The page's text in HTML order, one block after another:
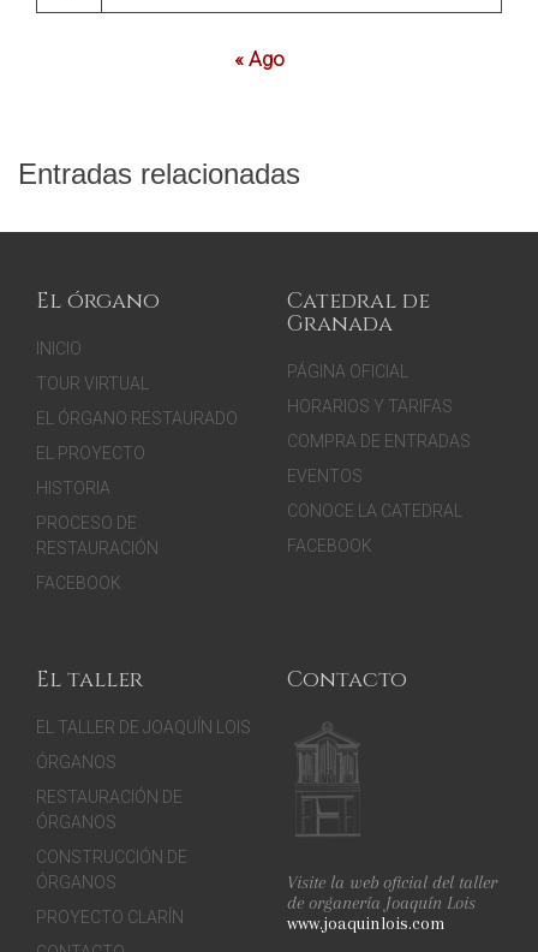
« Ago
Entradas relacionadas
El órgano
INICIO
TOUR VIRTUAL
EL ÓRGANO RESTAURADO
EL PROYECTO
HISTORIA
PROCESO DE
RESTAURACIÓN
FACEBOOK
Catedral de
Granada
PÁGINA OFICIAL
HORARIOS Y TARIFAS
COMPRA DE ENTRADAS
EVENTOS
CONOCE LA CATEDRAL
FACEBOOK
El taller
EL TALLER DE JOAQUÍN LOIS
ÓRGANOS
RESTAURACIÓN DE
ÓRGANOS
CONSTRUCCIÓN DE
ÓRGANOS
PROYECTO CLARÍN
Contacto
Visite la web oficial del taller
de organería Joaquín Lois
www.joaquinlois.com